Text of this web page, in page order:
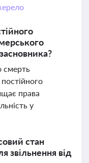
смерть
права
у
стан
звільнення від